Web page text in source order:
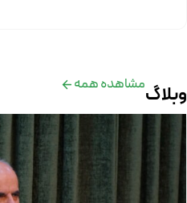
وبلاگمشاهده همه